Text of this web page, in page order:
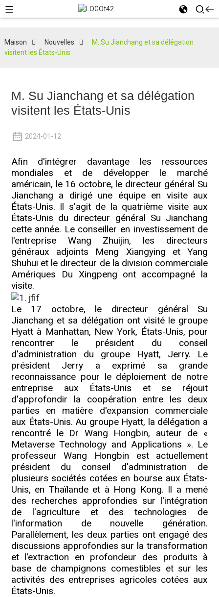
Maison Nouvelles
M. Su Jianchang et sa délégation
visitent les États-Unis
M. Su Jianchang et sa délégation
visitent les États-Unis
2024-01-12
Afin d'intégrer davantage les ressources
mondiales et de développer le marché
américain, le 16 octobre, le directeur général Su
Jianchang a dirigé une équipe en visite aux
États-Unis. Il s'agit de la quatrième visite aux
États-Unis du directeur général Su Jianchang
cette année. Le conseiller en investissement de
l'entreprise Wang Zhuijin, les directeurs
généraux adjoints Meng Xiangying et Yang
Shuhui et le directeur de la division commerciale
Amériques Du Xingpeng ont accompagné la
visite.
Le 17 octobre, le directeur général Su
Jianchang et sa délégation ont visité le groupe
Hyatt à Manhattan, New York, États-Unis, pour
rencontrer le président du conseil
d'administration du groupe Hyatt, Jerry. Le
président Jerry a exprimé sa grande
reconnaissance pour le déploiement de notre
entreprise aux États-Unis et se réjouit
d'approfondir la coopération entre les deux
parties en matière d'expansion commerciale
aux États-Unis. Au groupe Hyatt, la délégation a
rencontré le Dr Wang Hongbin, auteur de «
Metaverse Technology and Applications ». Le
professeur Wang Hongbin est actuellement
président du conseil d'administration de
plusieurs sociétés cotées en bourse aux États-
Unis, en Thaïlande et à Hong Kong. Il a mené
des recherches approfondies sur l'intégration
de l'agriculture et des technologies de
l'information de nouvelle génération.
Parallèlement, les deux parties ont engagé des
discussions approfondies sur la transformation
et l'extraction en profondeur des produits à
base de champignons comestibles et sur les
activités des entreprises agricoles cotées aux
États-Unis.